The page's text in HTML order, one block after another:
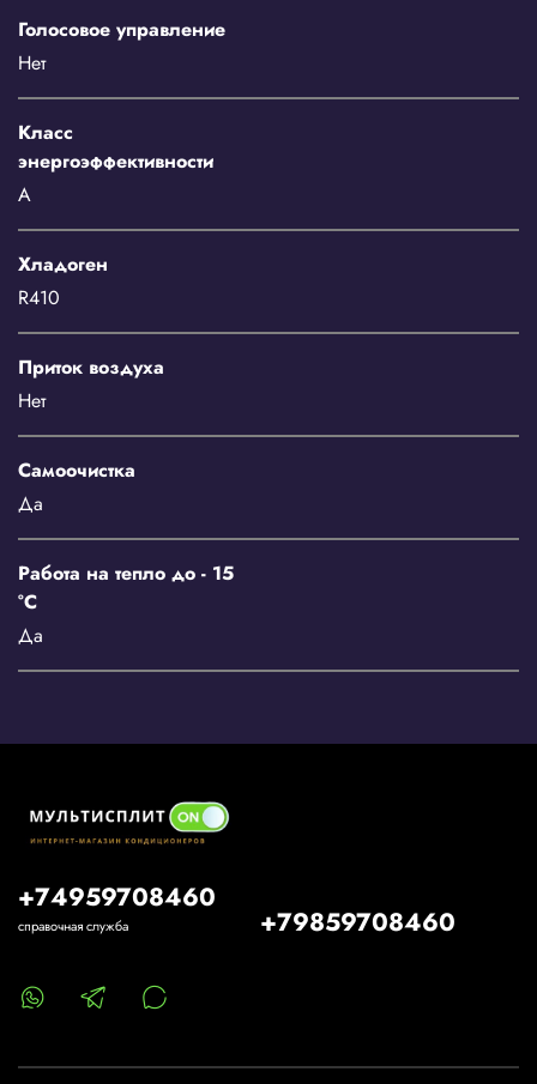
Голосовое управление
Нет
Класс
энергоэффективности
A
Хладоген
R410
Приток воздуха
Нет
Самоочистка
Да
Работа на тепло до - 15
°С
Да
+74959708460
справочная служба +79859708460